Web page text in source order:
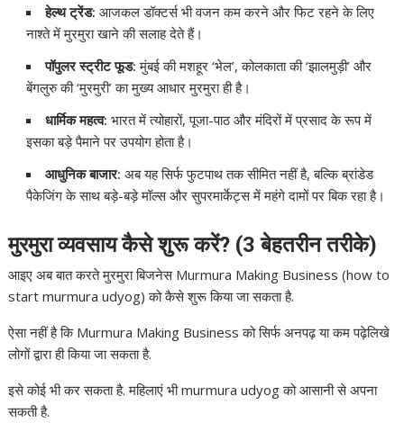
हेल्थ ट्रेंड: आजकल डॉक्टर्स भी वजन कम करने और फिट रहने के लिए
नाश्ते में मुरमुरा खाने की सलाह देते हैं।
पॉपुलर स्ट्रीट फूड: मुंबई की मशहूर ‘भेल’, कोलकाता की ‘झालमुड़ी’ और
बेंगलुरु की ‘मुरमुरी’ का मुख्य आधार मुरमुरा ही है।
धार्मिक महत्व: भारत में त्योहारों, पूजा-पाठ और मंदिरों में प्रसाद के रूप में
इसका बड़े पैमाने पर उपयोग होता है।
आधुनिक बाजार: अब यह सिर्फ फुटपाथ तक सीमित नहीं है, बल्कि ब्रांडेड
पैकेजिंग के साथ बड़े-बड़े मॉल्स और सुपरमार्केट्स में महंगे दामों पर बिक रहा है।
मुरमुरा व्यवसाय कैसे शुरू करें? (3 बेहतरीन तरीके)
आइए अब बात करते मुरमुरा बिजनेस Murmura Making Business (how to
start murmura udyog) को कैसे शुरू किया जा सकता है.
ऐसा नहीं है कि Murmura Making Business को सिर्फ अनपढ़ या कम पढ़ेलिखे
लोगों द्वारा ही किया जा सकता है.
इसे कोई भी कर सकता है. महिलाएं भी murmura udyog को आसानी से अपना
सकती है.